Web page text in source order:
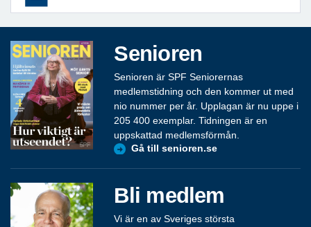
Senioren
Senioren är SPF Seniorernas
medlemstidning och den kommer ut med
nio nummer per år. Upplagan är nu uppe i
205 400 exemplar. Tidningen är en
uppskattad medlemsförmån.
Gå till senioren.se
Bli medlem
Vi är en av Sveriges största